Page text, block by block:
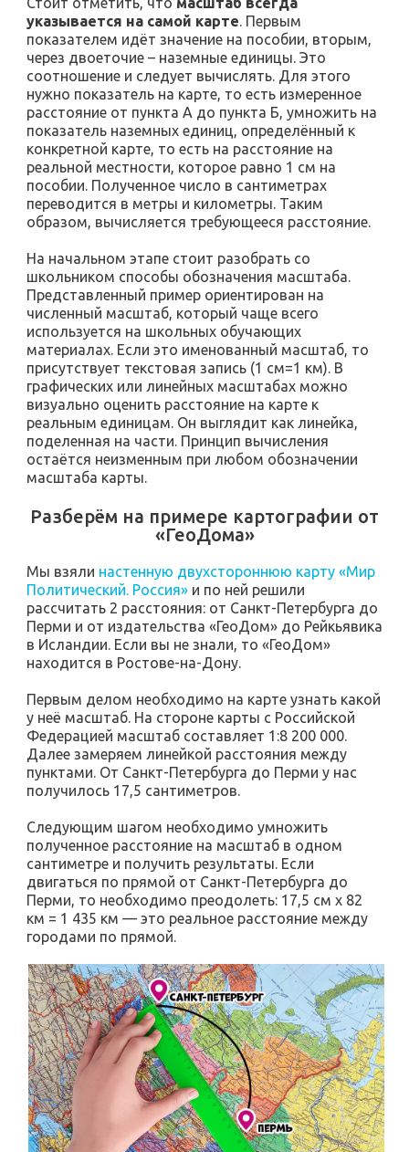
указывается на самой карте. Первым
показателем идёт значение на пособии, вторым,
через двоеточие – наземные единицы. Это
соотношение и следует вычислять. Для этого
нужно показатель на карте, то есть измеренное
расстояние от пункта А до пункта Б, умножить на
показатель наземных единиц, определённый к
конкретной карте, то есть на расстояние на
реальной местности, которое равно 1 см на
пособии. Полученное число в сантиметрах
переводится в метры и километры. Таким
образом, вычисляется требующееся расстояние.
На начальном этапе стоит разобрать со
школьником способы обозначения масштаба.
Представленный пример ориентирован на
численный масштаб, который чаще всего
используется на школьных обучающих
материалах. Если это именованный масштаб, то
присутствует текстовая запись (1 см=1 км). В
графических или линейных масштабах можно
визуально оценить расстояние на карте к
реальным единицам. Он выглядит как линейка,
поделенная на части. Принцип вычисления
остаётся неизменным при любом обозначении
масштаба карты.
Разберём на примере картографии от
«ГеоДома»
Мы взяли настенную двухстороннюю карту «Мир
Политический. Россия» и по ней решили
рассчитать 2 расстояния: от Санкт-Петербурга до
Перми и от издательства «ГеоДом» до Рейкьявика
в Исландии. Если вы не знали, то «ГеоДом»
находится в Ростове-на-Дону.
Первым делом необходимо на карте узнать какой
у неё масштаб. На стороне карты с Российской
Федерацией масштаб составляет 1:8 200 000.
Далее замеряем линейкой расстояния между
пунктами. От Санкт-Петербурга до Перми у нас
получилось 17,5 сантиметров.
Следующим шагом необходимо умножить
полученное расстояние на масштаб в одном
сантиметре и получить результаты. Если
двигаться по прямой от Санкт-Петербурга до
Перми, то необходимо преодолеть: 17,5 см х 82
км = 1 435 км — это реальное расстояние между
городами по прямой.